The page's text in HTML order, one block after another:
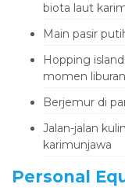
biota laut
Main pasir
Hopping
momen
Berjemur di
Jalan-jalan
karimunjawa
Personal